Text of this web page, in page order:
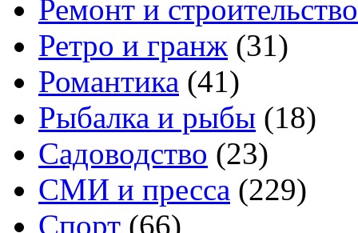
Ремонт и строительство
Ретро и гранж (31)
Романтика (41)
Рыбалка и рыбы (18)
Садоводство (23)
СМИ и пресса (229)
Спорт (66)